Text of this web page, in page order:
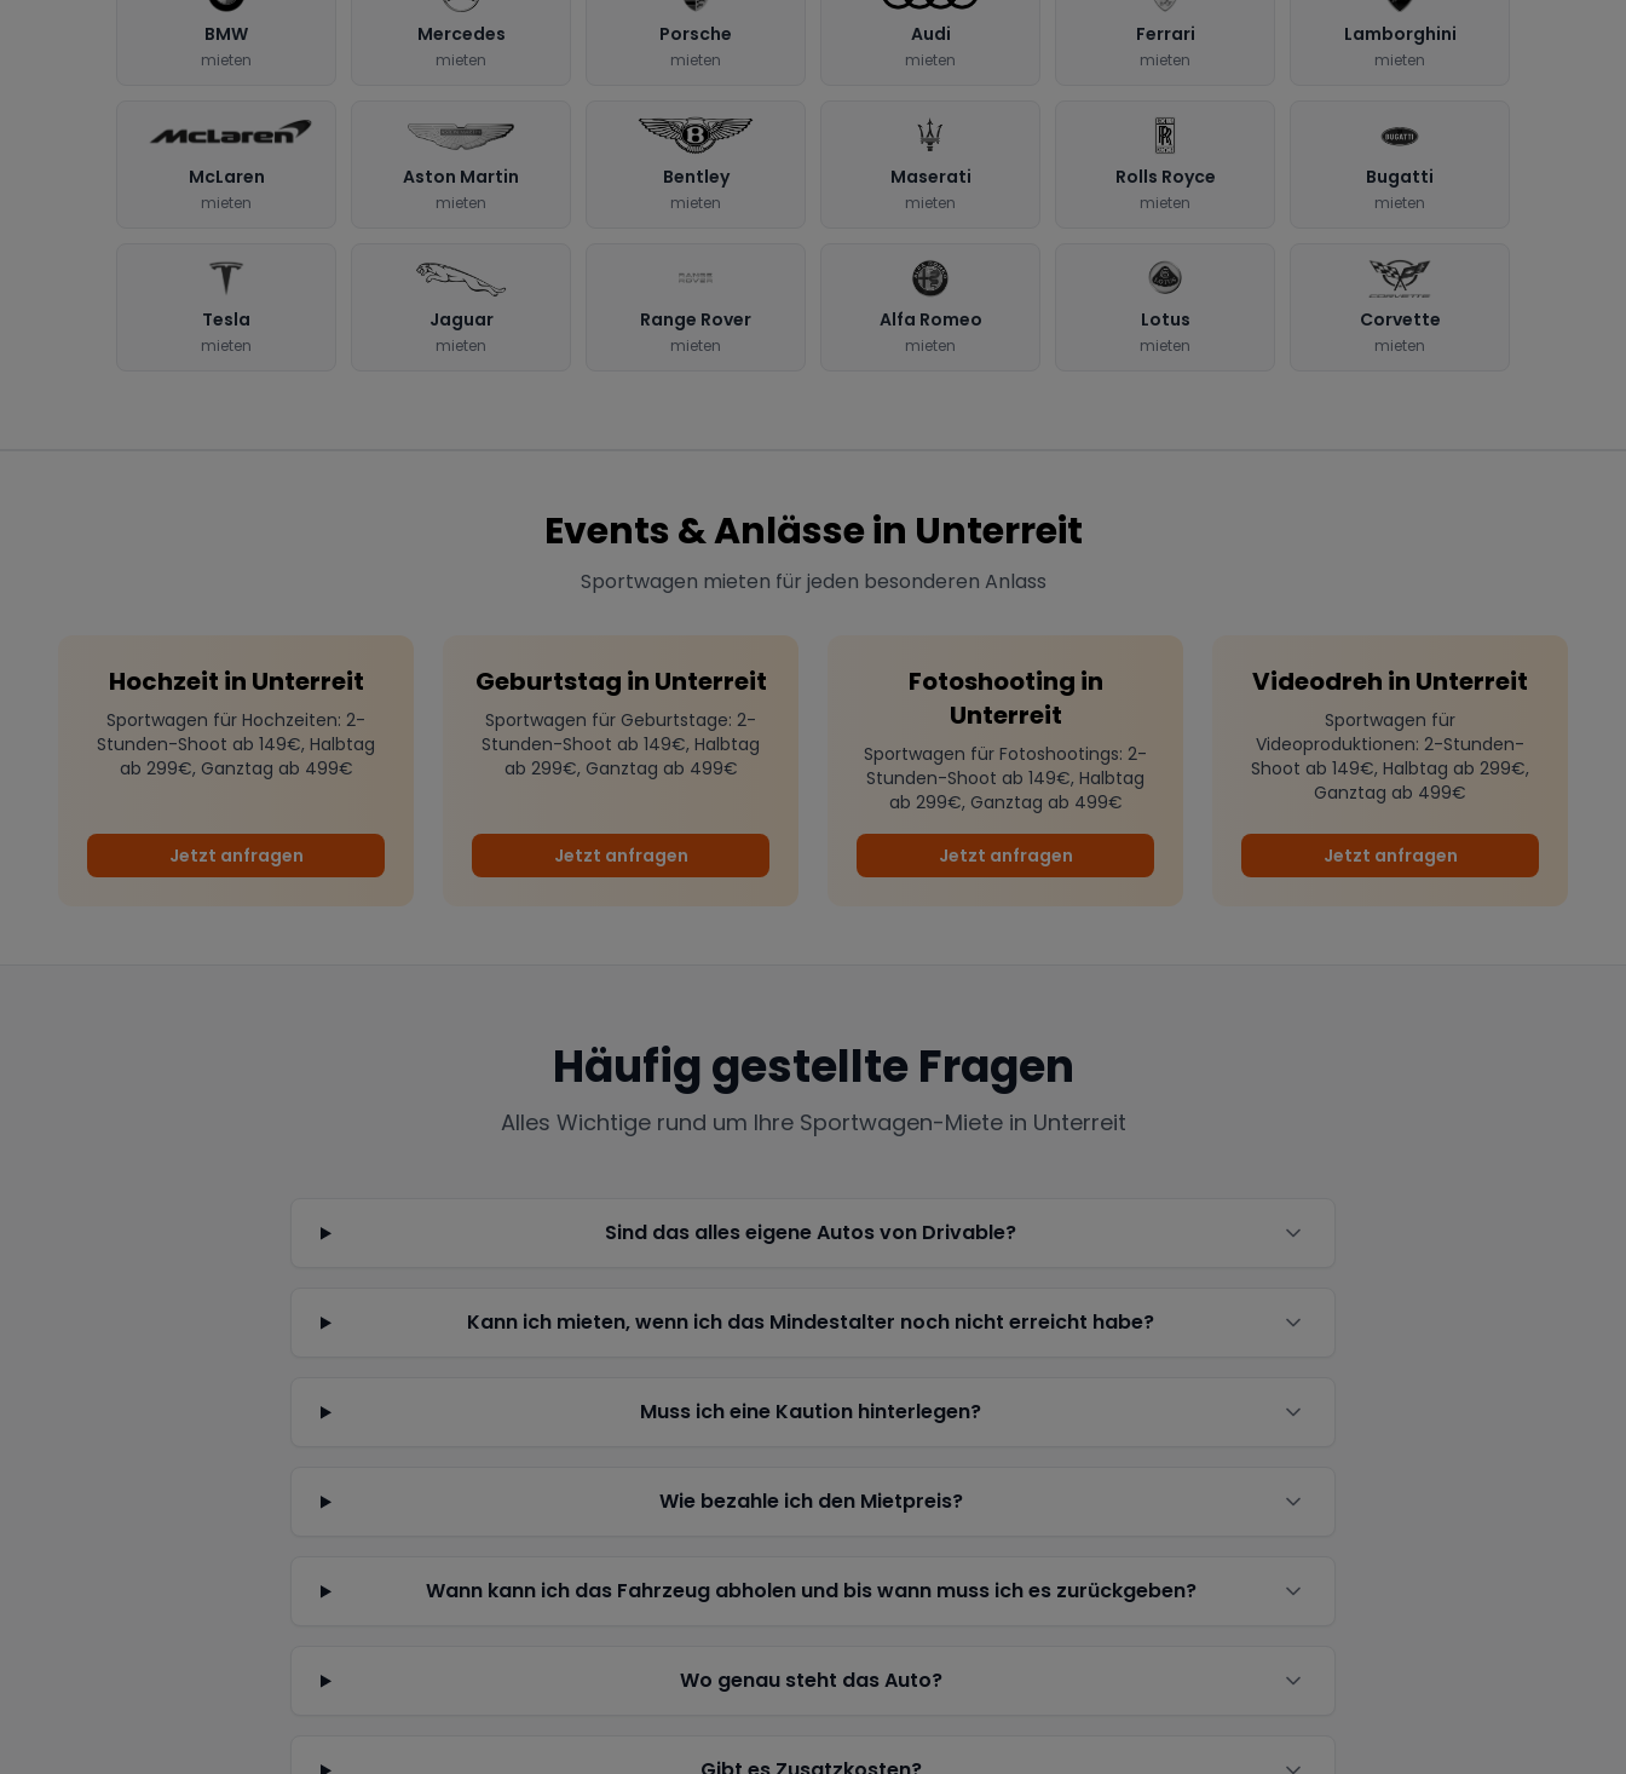
BMW
mieten
Mercedes
mieten
Porsche
mieten
Audi
mieten
Ferrari
mieten
Lamborghini
mieten
McLaren
mieten
Aston Martin
mieten
Bentley
mieten
Maserati
mieten
Rolls Royce
mieten
Bugatti
mieten
Tesla
mieten
Jaguar
mieten
Range Rover
mieten
Alfa Romeo
mieten
Lotus
mieten
Corvette
mieten
Events & Anlässe in Unterreit
Sportwagen mieten für jeden besonderen Anlass
Hochzeit in Unterreit
Sportwagen für Hochzeiten: 2-
Stunden-Shoot ab 149€, Halbtag
ab 299€, Ganztag ab 499€
Jetzt anfragen
Geburtstag in Unterreit
Sportwagen für Geburtstage: 2-
Stunden-Shoot ab 149€, Halbtag
ab 299€, Ganztag ab 499€
Jetzt anfragen
Fotoshooting in
Unterreit
Sportwagen für Fotoshootings: 2-
Stunden-Shoot ab 149€, Halbtag
ab 299€, Ganztag ab 499€
Jetzt anfragen
Videodreh in Unterreit
Sportwagen für
Videoproduktionen: 2-Stunden-
Shoot ab 149€, Halbtag ab 299€,
Ganztag ab 499€
Jetzt anfragen
Häufig gestellte Fragen
Alles Wichtige rund um Ihre Sportwagen-Miete in Unterreit
Sind das alles eigene Autos von Drivable?
Kann ich mieten, wenn ich das Mindestalter noch nicht erreicht habe?
Muss ich eine Kaution hinterlegen?
Wie bezahle ich den Mietpreis?
Wann kann ich das Fahrzeug abholen und bis wann muss ich es zurückgeben?
Wo genau steht das Auto?